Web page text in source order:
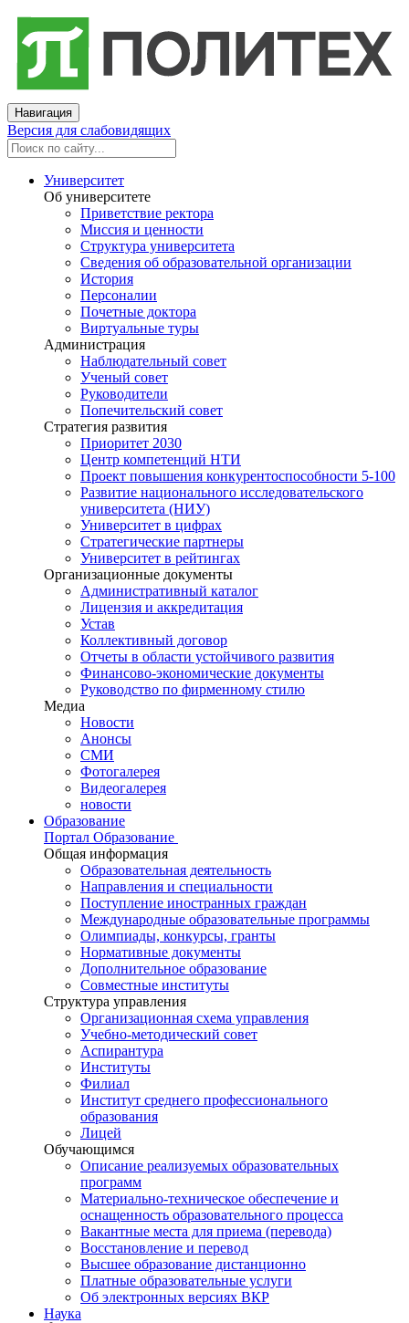
Навигация
Версия для слабовидящих
Университет
Об университете
Приветствие ректора
Миссия и ценности
Структура университета
Сведения об образовательной организации
История
Персоналии
Почетные доктора
Виртуальные туры
Администрация
Наблюдательный совет
Ученый совет
Руководители
Попечительский совет
Стратегия развития
Приоритет 2030
Центр компетенций НТИ
Проект повышения конкурентоспособности 5-100
Развитие национального исследовательского
университета (НИУ)
Университет в цифрах
Стратегические партнеры
Университет в рейтингах
Организационные документы
Административный каталог
Лицензия и аккредитация
Устав
Коллективный договор
Отчеты в области устойчивого развития
Финансово-экономические документы
Руководство по фирменному стилю
Медиа
Новости
Анонсы
СМИ
Фотогалерея
Видеогалерея
новости
Образование
Портал Образование
Общая информация
Образовательная деятельность
Направления и специальности
Поступление иностранных граждан
Международные образовательные программы
Олимпиады, конкурсы, гранты
Нормативные документы
Дополнительное образование
Совместные институты
Структура управления
Организационная схема управления
Учебно-методический совет
Аспирантура
Институты
Филиал
Институт среднего профессионального
образования
Лицей
Обучающимся
Описание реализуемых образовательных
программ
Материально-техническое обеспечение и
оснащенность образовательного процесса
Вакантные места для приема (перевода)
Восстановление и перевод
Высшее образование дистанционно
Платные образовательные услуги
Об электронных версиях ВКР
Наука